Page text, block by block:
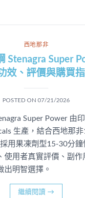
西地那非
Stenagra Super
效、評價與購買
POSTED ON 07/21/2026
Super Power 由
生產，結合西地那
用果凍劑型15-30分
使用者真實評價、副作
出明智選擇。
繼續閱讀 →